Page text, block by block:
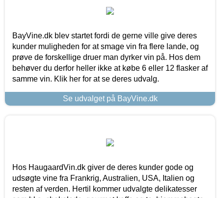
BayVine.dk blev startet fordi de gerne ville give deres
kunder muligheden for at smage vin fra flere lande, og
prøve de forskellige druer man dyrker vin på. Hos dem
behøver du derfor heller ikke at købe 6 eller 12 flasker af
samme vin. Klik her for at se deres udvalg.
Se udvalget på BayVine.dk
Hos HaugaardVin.dk giver de deres kunder gode og
udsøgte vine fra Frankrig, Australien, USA, Italien og
resten af verden. Hertil kommer udvalgte delikatesser